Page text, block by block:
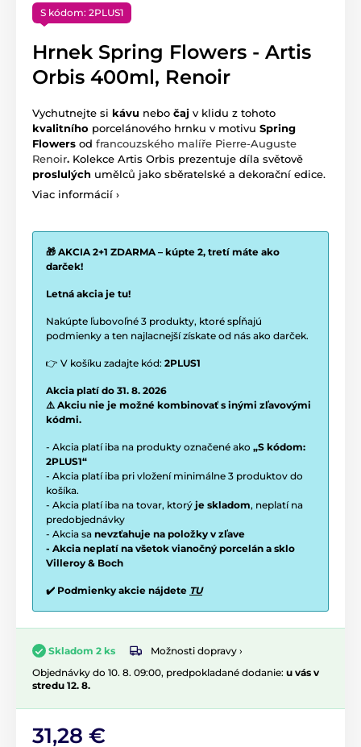
S kódom: 2PLUS1
Hrnek Spring Flowers - Artis
Orbis 400ml, Renoir
Vychutnejte si kávu nebo čaj v klidu z tohoto
kvalitního porcelánového hrnku v motivu Spring
Flowers od francouzského malíře Pierre-Auguste
Renoir. Kolekce Artis Orbis prezentuje díla světově
proslulých umělců jako sběratelské a dekorační edice.
Viac informácií ›
🎁 AKCIA 2+1 ZDARMA – kúpte 2, tretí máte ako
darček!
Letná akcia je tu!
Nakúpte ľubovoľné 3 produkty, ktoré spĺňajú
podmienky a ten najlacnejší získate od nás ako darček.
👉 V košíku zadajte kód: 2PLUS1
Akcia platí do 31. 8. 2026
⚠️ Akciu nie je možné kombinovať s inými zľavovými
kódmi.
- Akcia platí iba na produkty označené ako „S kódom:
2PLUS1“
- Akcia platí iba pri vložení minimálne 3 produktov do
košíka.
- Akcia platí iba na tovar, ktorý je skladom, neplatí na
predobjednávky
- Akcia sa nevzťahuje na položky v zľave
- Akcia neplatí na všetok vianočný porcelán a sklo
Villeroy & Boch
✔️ Podmienky akcie nájdete TU
Skladom 2 ks
Možnosti dopravy ›
Objednávky do 10. 8. 09:00, predpokladané dodanie: u vás v
stredu 12. 8.
31,28 €